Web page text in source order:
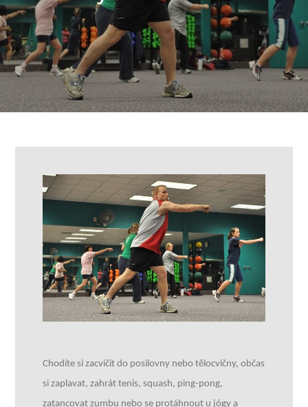
Chodíte si zacvičit do posilovny nebo tělocvičny, občas
si zaplavat, zahrát tenis, squash, ping-pong,
zatancovat zumbu nebo se protáhnout u jógy a